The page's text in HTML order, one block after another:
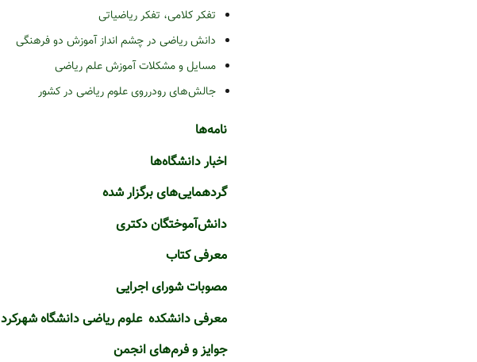
تفکر کلامی، تفکر ریاضیاتی
دانش ریاضی در چشم انداز آموزش دو فرهنگی
مسایل و مشکلات آموزش علم ریاضی
جالش‌های رودرروی علوم ریاضی در کشور
نامه‌ها
اخبار دانشگاه‌ها
گردهمایی‌های برگزار شده
دانش‌آموختگان دکتری
معرفی کتاب
مصوبات شورای اجرایی
معرفی دانشکده علوم ریاضی دانشگاه شهرکرد
جوایز و فرم‌های انجمن